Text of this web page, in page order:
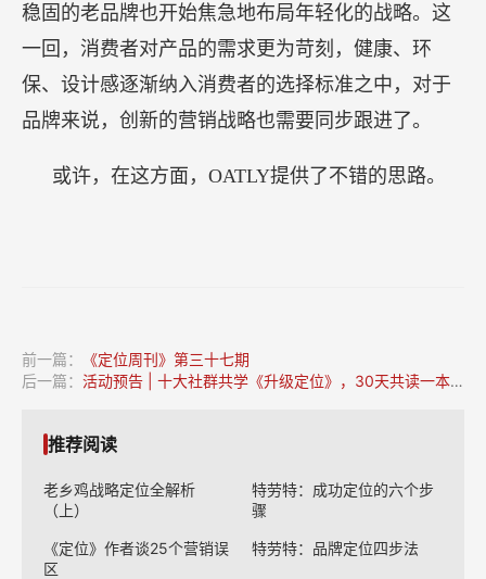
稳固的老品牌也开始焦急地布局年轻化的战略。这
一回，消费者对产品的需求更为苛刻，健康、环
保、设计感逐渐纳入消费者的选择标准之中，对于
品牌来说，创新的营销战略也需要同步跟进了。
或许，在这方面，OATLY提供了不错的思路。
前一篇：
《定位周刊》第三十七期
后一篇： 活动预告 | 十大社群共学《升级定位》，30天共读一本书！
推荐阅读
老乡鸡战略定位全解析
（上）
特劳特：成功定位的六个步
骤
《定位》作者谈25个营销误
区
特劳特：品牌定位四步法